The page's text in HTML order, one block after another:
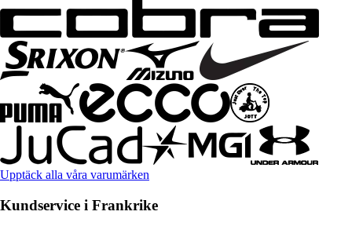
Upptäck alla våra varumärken
Kundservice i Frankrike